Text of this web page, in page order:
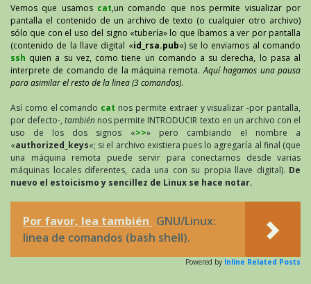
Vemos que usamos cat,un comando que nos permite visualizar por
pantalla el contenido de un archivo de texto (o cualquier otro archivo)
sólo que con el uso del signo «tubería» lo que íbamos a ver por pantalla
(contenido de la llave digital «id_rsa.pub«) se lo enviamos al comando
ssh quien a su vez, como tiene un comando a su derecha, lo pasa al
interprete de comando de la máquina remota.Aquí hagamos una pausa
para asimilar el resto de la linea (3 comandos).
Así como el comando cat nos permite extraer y visualizar -por pantalla,
por defecto-,también nos permite INTRODUCIR texto en un archivo con el
uso de los dos signos «>>» pero cambiando el nombre a
«authorized_keys«; si el archivo existiera pues lo agregaría al final (que
una máquina remota puede servir para conectarnos desde varias
máquinas locales diferentes, cada una con su propia llave digital). De
nuevo el estoicismo y sencillez de Linux se hace notar.
Por favor, lea también GNU/Linux:
linea de comandos (bash shell).
Powered by Inline Related Posts